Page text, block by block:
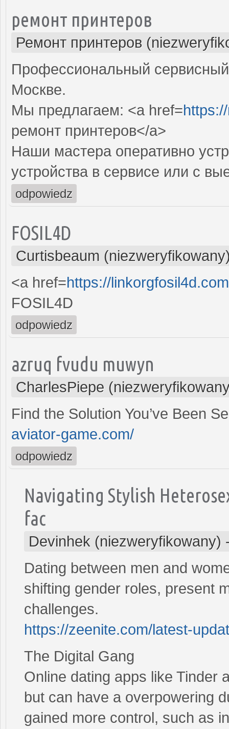
ремонт принтеров
Ремонт принтеров
Профессиональный
Москве.
Мы предлагаем: <a href=
ремонт принтеров</a>
Наши мастера оперативно
устройства в сервисе или с
odpowiedz
FOSIL4D
Curtisbeaum
<a href=https://
FOSIL4D
odpowiedz
azruq fvudu muwyn
CharlesPiepe
Find the Solution You’ve Been
aviator-game.com/
odpowiedz
Navigating Stylish
fac
Devinhek (niezweryfikowany)
Dating between men and
shifting gender roles, present
challenges.
https://zeenite.com/latest-
The Digital Gang
Online dating apps like Tinder
but can have a overpowering
gained more control, such as